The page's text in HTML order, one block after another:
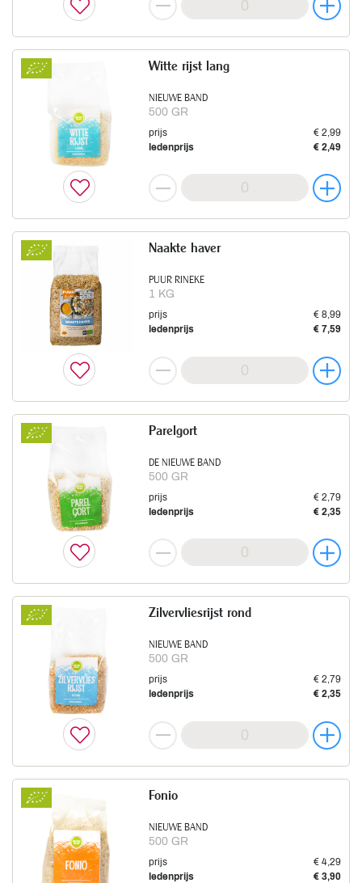
NIEUWE BAND
500 GR
Witte rijst lang
prijs
€ 2,99
ledenprijs
€ 2,49
PUUR RINEKE
1 KG
Naakte haver
prijs
€ 8,99
ledenprijs
€ 7,59
DE NIEUWE BAND
500 GR
Parelgort
prijs
€ 2,79
ledenprijs
€ 2,35
NIEUWE BAND
500 GR
Zilvervliesrijst rond
prijs
€ 2,79
ledenprijs
€ 2,35
NIEUWE BAND
500 GR
Fonio
prijs
€ 4,29
ledenprijs
€ 3,90